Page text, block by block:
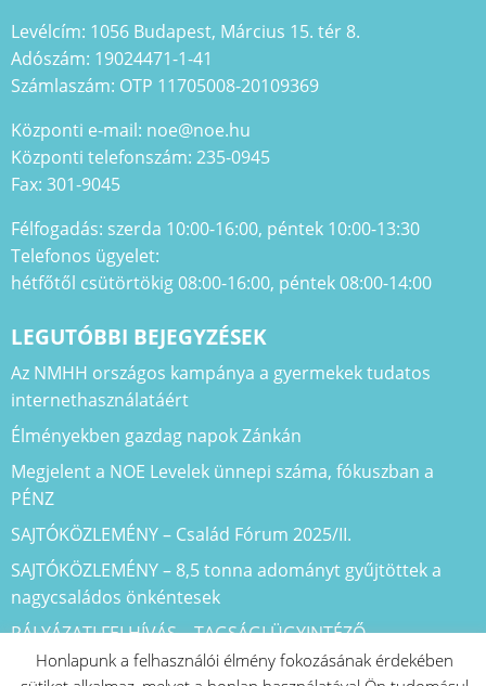
Levélcím: 1056 Budapest, Március 15. tér 8.
Adószám: 19024471-1-41
Számlaszám: OTP 11705008-20109369
Központi e-mail: noe@noe.hu
Központi telefonszám: 235-0945
Fax: 301-9045
Félfogadás: szerda 10:00-16:00, péntek 10:00-13:30
Telefonos ügyelet:
hétfőtől csütörtökig 08:00-16:00, péntek 08:00-14:00
LEGUTÓBBI BEJEGYZÉSEK
Az NMHH országos kampánya a gyermekek tudatos
internethasználatáért
Élményekben gazdag napok Zánkán
Megjelent a NOE Levelek ünnepi száma, fókuszban a
PÉNZ
SAJTÓKÖZLEMÉNY – Család Fórum 2025/II.
SAJTÓKÖZLEMÉNY – 8,5 tonna adományt gyűjtöttek a
nagycsaládos önkéntesek
PÁLYÁZATI FELHÍVÁS – TAGSÁGI ÜGYINTÉZŐ
Indul az „Egy kosárnyi szeretet” adománygyűjtő akciónk –
Honlapunk a felhasználói élmény fokozásának érdekében